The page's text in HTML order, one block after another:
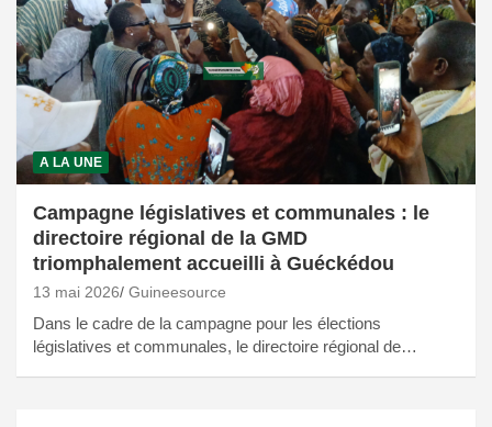
A LA UNE
Campagne législatives et communales : le
directoire régional de la GMD
triomphalement accueilli à Guéckédou
13 mai 2026 Guineesource
Dans le cadre de la campagne pour les élections
législatives et communales, le directoire régional de…